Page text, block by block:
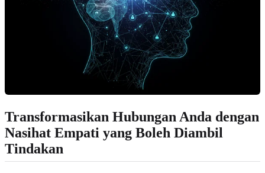
Transformasikan Hubungan Anda dengan
Nasihat Empati yang Boleh Diambil
Tindakan